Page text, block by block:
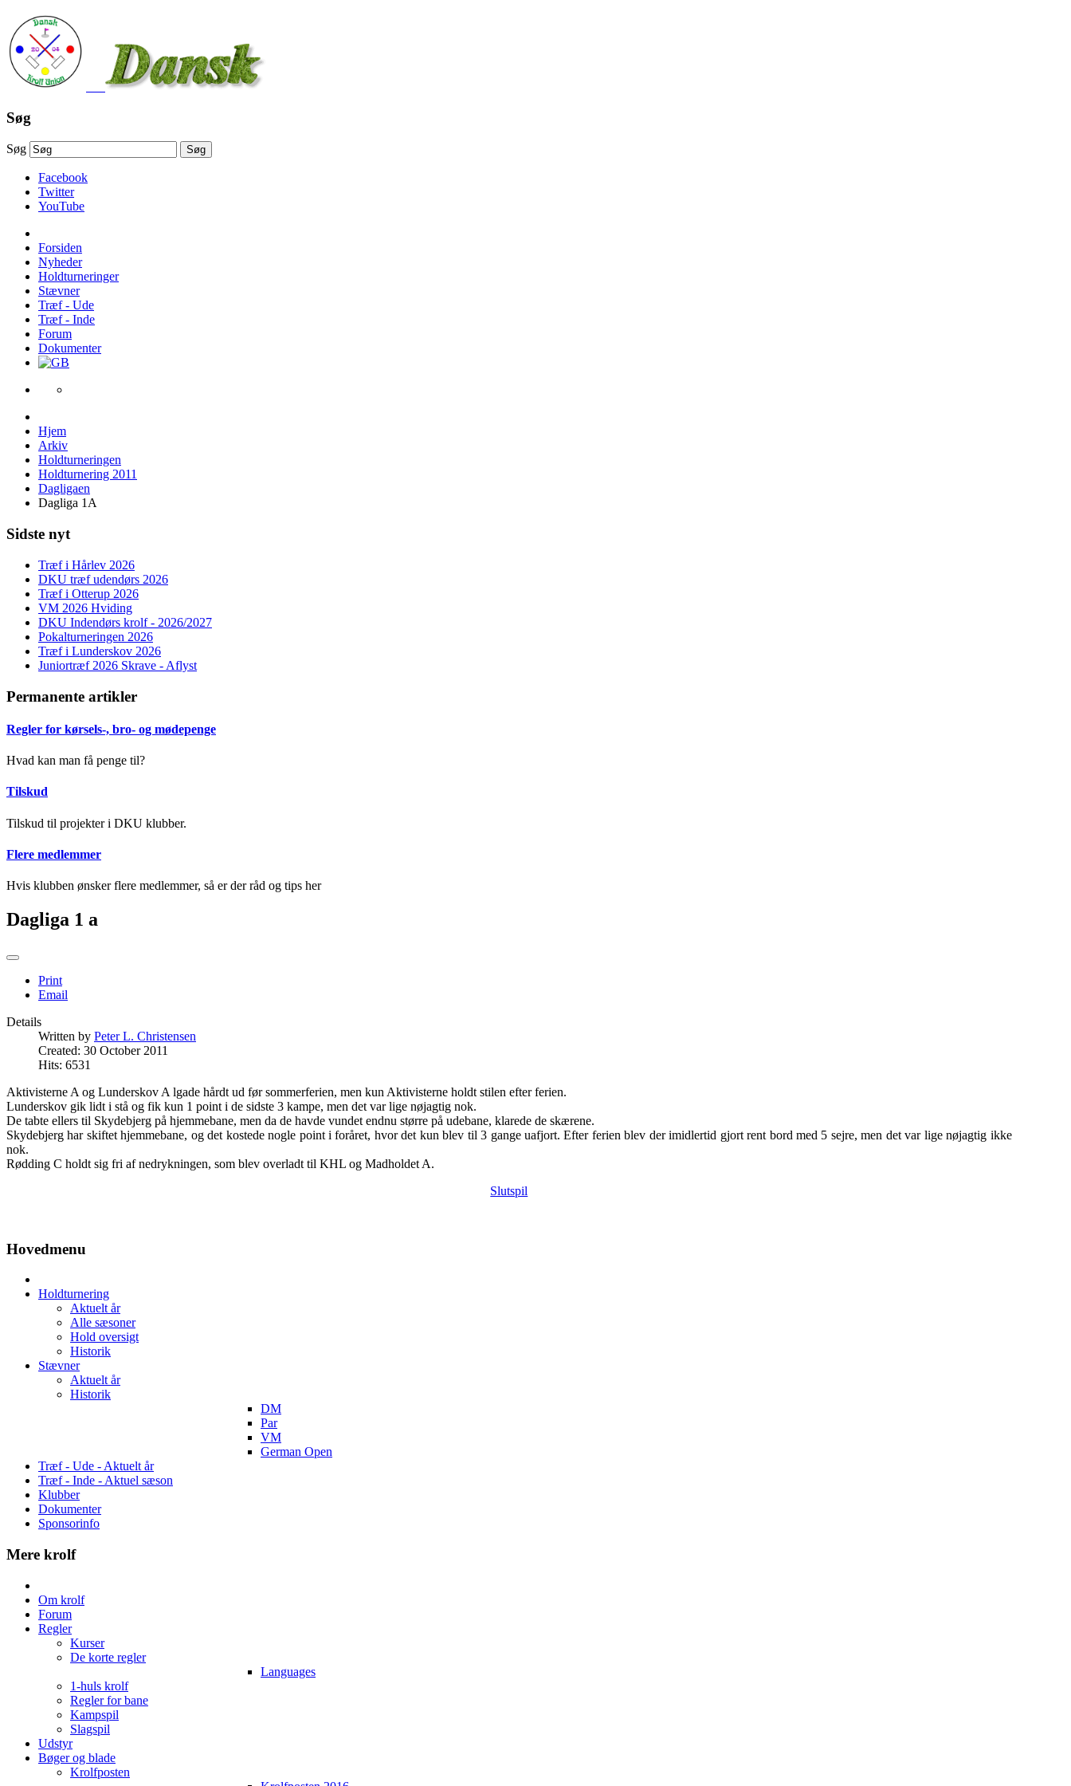
Søg
Søg Søg
Facebook
Twitter
YouTube
Forsiden
Nyheder
Holdturneringer
Stævner
Træf - Ude
Træf - Inde
Forum
Dokumenter
Hjem
Arkiv
Holdturneringen
Holdturnering 2011
Dagligaen
Dagliga 1A
Sidste nyt
Træf i Hårlev 2026
DKU træf udendørs 2026
Træf i Otterup 2026
VM 2026 Hviding
DKU Indendørs krolf - 2026/2027
Pokalturneringen 2026
Træf i Lunderskov 2026
Juniortræf 2026 Skrave - Aflyst
Permanente artikler
Regler for kørsels-, bro- og mødepenge
Hvad kan man få penge til?
Tilskud
Tilskud til projekter i DKU klubber.
Flere medlemmer
Hvis klubben ønsker flere medlemmer, så er der råd og tips her
Dagliga 1 a
Print
Email
Details
Written by Peter L. Christensen
Created: 30 October 2011
Hits: 6531
Aktivisterne A og Lunderskov A lgade hårdt ud før sommerferien, men kun Aktivisterne holdt stilen efter ferien.
Lunderskov gik lidt i stå og fik kun 1 point i de sidste 3 kampe, men det var lige nøjagtig nok.
De tabte ellers til Skydebjerg på hjemmebane, men da de havde vundet endnu større på udebane, klarede de skærene.
Skydebjerg har skiftet hjemmebane, og det kostede nogle point i foråret, hvor det kun blev til 3 gange uafjort. Efter ferien blev der imidlertid gjort rent bord med 5 sejre, men det var lige nøjagtig ikke
nok.
Rødding C holdt sig fri af nedrykningen, som blev overladt til KHL og Madholdet A.
Slutspil
Hovedmenu
Holdturnering
Aktuelt år
Alle sæsoner
Hold oversigt
Historik
Stævner
Aktuelt år
Historik
DM
Par
VM
German Open
Træf - Ude - Aktuelt år
Træf - Inde - Aktuel sæson
Klubber
Dokumenter
Sponsorinfo
Mere krolf
Om krolf
Forum
Regler
Kurser
De korte regler
Languages
1-huls krolf
Regler for bane
Kampspil
Slagspil
Udstyr
Bøger og blade
Krolfposten